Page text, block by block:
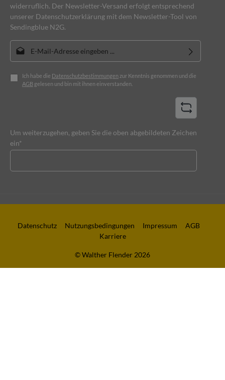
widerruflich. Der Newsletter-Versand erfolgt entsprechend
unserer Datenschutzerklärung mit dem Newsletter-Tool von
Sendingblue N2G.
E-Mail-Adresse*
Ich habe die Datenschutzbestimmungen zur Kenntnis genommen und die
AGB gelesen und bin mit ihnen einverstanden.
Um weiterzugehen, geben Sie die oben abgebildeten Zeichen
ein*
© Walther Flender 2026
Datenschutz Nutzungsbedingungen Impressum
AGB
Karriere